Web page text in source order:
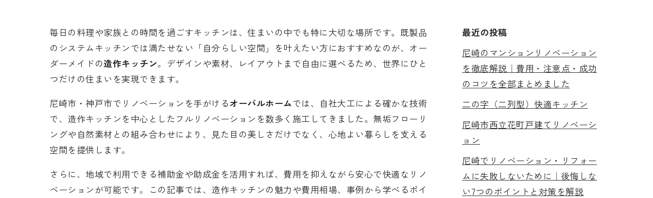
毎日の料理や家族との時間を過ごすキッチンは、住まいの中でも特に大切な場所です。既製品
のシステムキッチンでは満たせない「自分らしい空間」を叶えたい方におすすめなのが、オー
ダーメイドの造作キッチン。デザインや素材、レイアウトまで自由に選べるため、世界にひと
つだけの住まいを実現できます。
尼崎市・神戸市でリノベーションを手がけるオーバルホームでは、自社大工による確かな技術
で、造作キッチンを中心としたフルリノベーションを数多く施工してきました。無垢フローリ
ングや自然素材との組み合わせにより、見た目の美しさだけでなく、心地よい暮らしを支える
空間を提供します。
さらに、地域で利用できる補助金や助成金を活用すれば、費用を抑えながら安心で快適なリノ
ベーションが可能です。この記事では、造作キッチンの魅力や費用相場、事例から学べるポイ
最近の投稿
尼崎のマンションリノベーション
を徹底解説｜費用・注意点・成功
のコツを全部まとめました
二の字（二列型）快適キッチン
尼崎市西立花町戸建てリノベーシ
ョン
尼崎でリノベーション・リフォー
ムに失敗しないために｜後悔しな
い7つのポイントと対策を解説